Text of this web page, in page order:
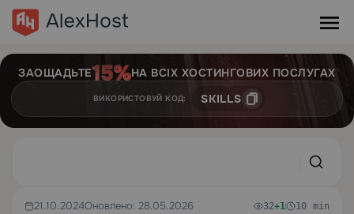
ЗАОЩАДЬТЕ НА ВСІХ ХОСТИНГОВИХ ПОСЛУГАХ
ВИКОРИСТОВУЙ КОД: SKILLS
21.10.2024Оновлено: 28.05.2026
32+1 10 min